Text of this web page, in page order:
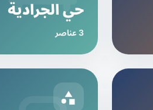
حي الجرادية
3 عناصر